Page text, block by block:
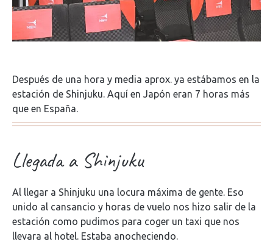
Después de una hora y media aprox. ya estábamos en la
estación de Shinjuku. Aquí en Japón eran 7 horas más
que en España.
Llegada a Shinjuku
Al llegar a Shinjuku una locura máxima de gente. Eso
unido al cansancio y horas de vuelo nos hizo salir de la
estación como pudimos para coger un taxi que nos
llevara al hotel. Estaba anocheciendo.